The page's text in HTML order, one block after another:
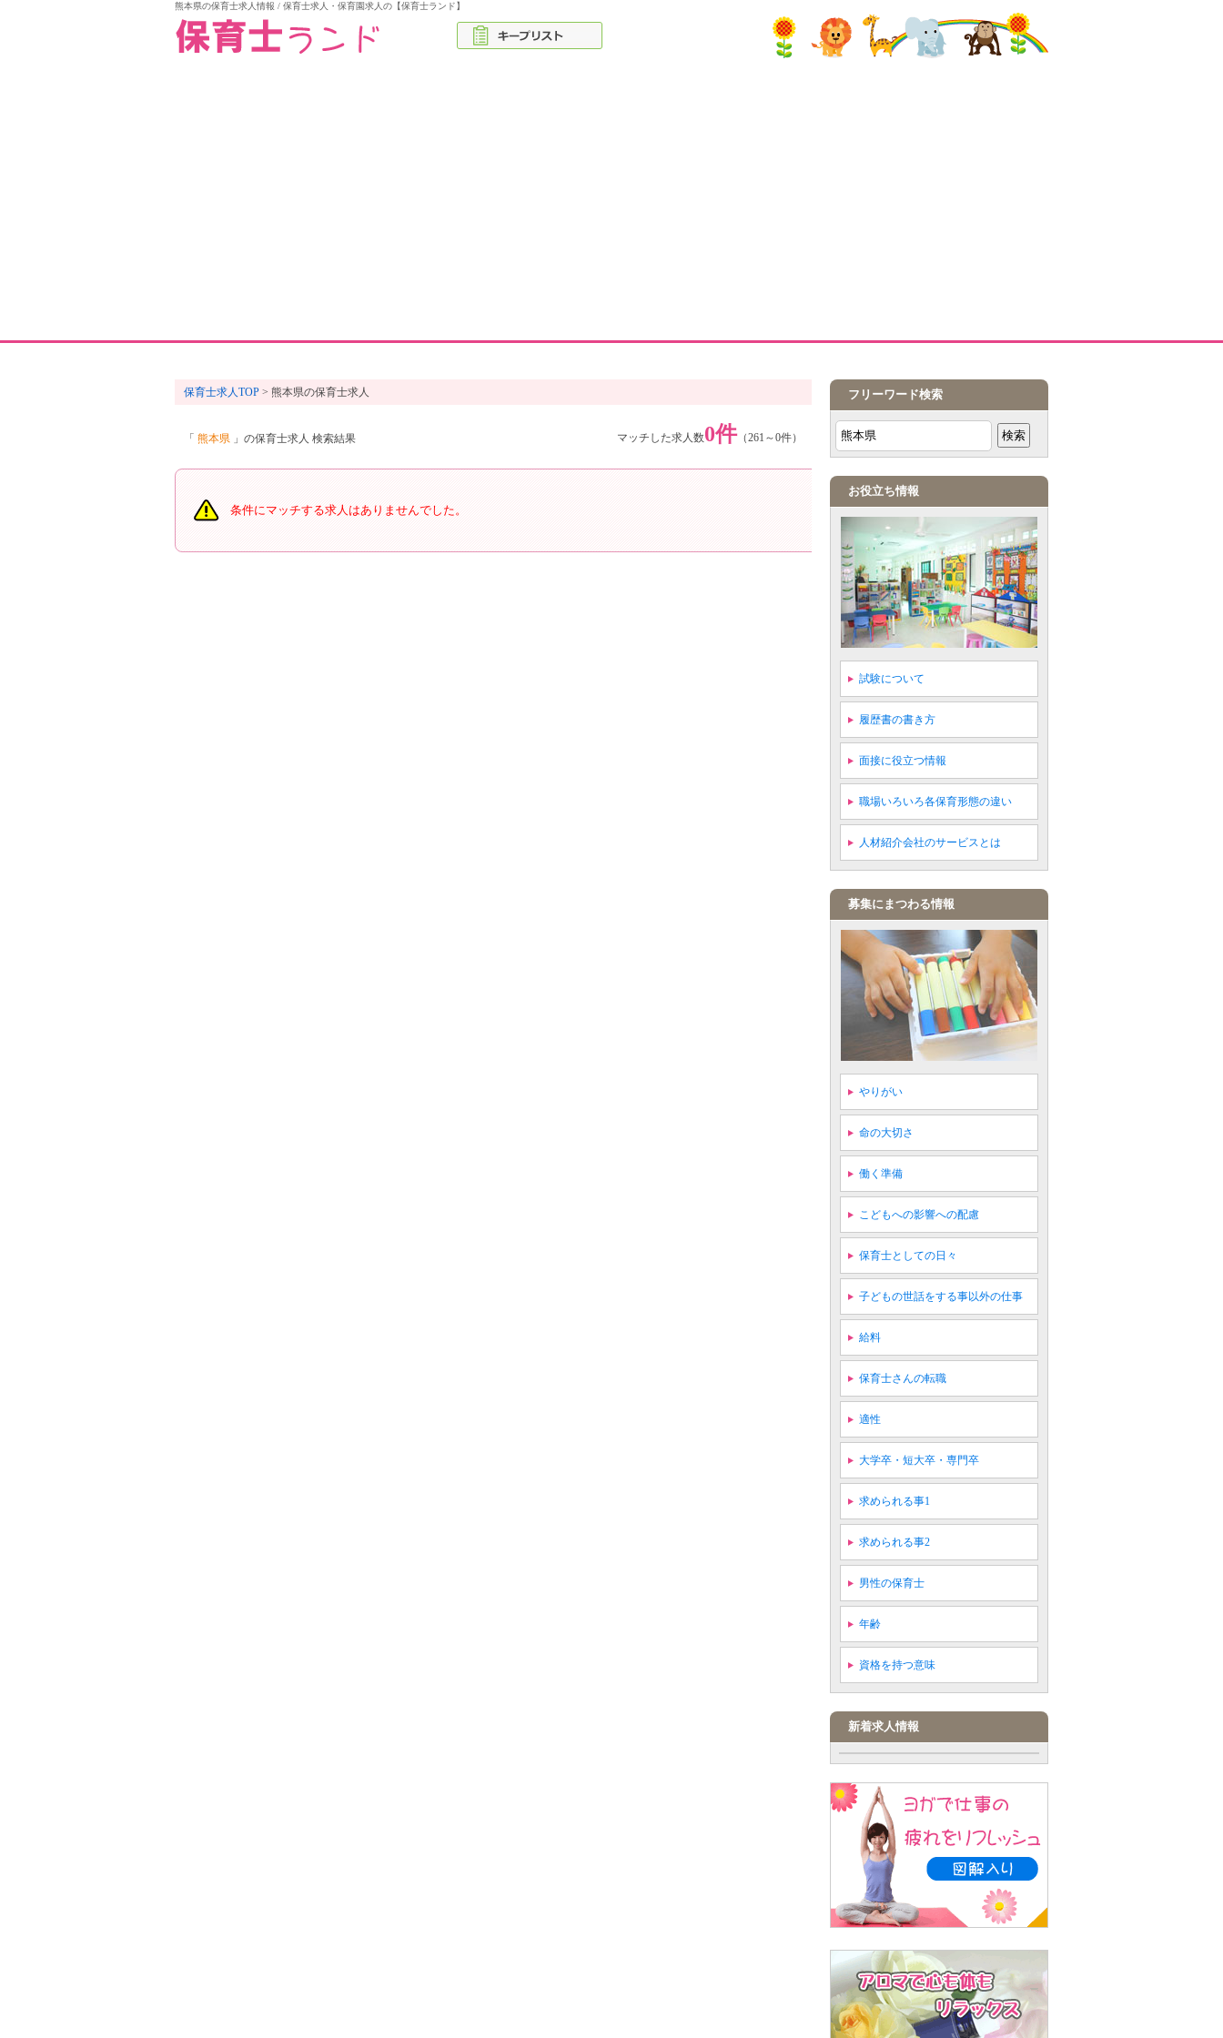
熊本県の保育士求人情報 / 保育士求人・保育園求人の【保育士ランド】
保育士求人TOP 熊本県の保育士求人
熊本県 の保育士求人 検索結果 マッチした求人数0件（261～0件）
条件にマッチする求人はありませんでした。
フリーワード検索
お役立ち情報
試験について
履歴書の書き方
面接に役立つ情報
職場いろいろ各保育形態の違い
人材紹介会社のサービスとは
募集にまつわる情報
やりがい
命の大切さ
働く準備
こどもへの影響への配慮
保育士としての日々
子どもの世話をする事以外の仕事
給料
保育士さんの転職
適性
大学卒・短大卒・専門卒
求められる事1
求められる事2
男性の保育士
年齢
資格を持つ意味
新着求人情報